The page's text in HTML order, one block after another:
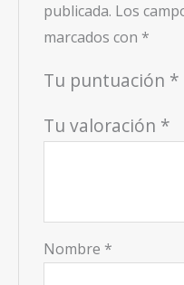
publicada. Los
marcados con *
Tu puntuación *
Tu valoración *
Nombre *